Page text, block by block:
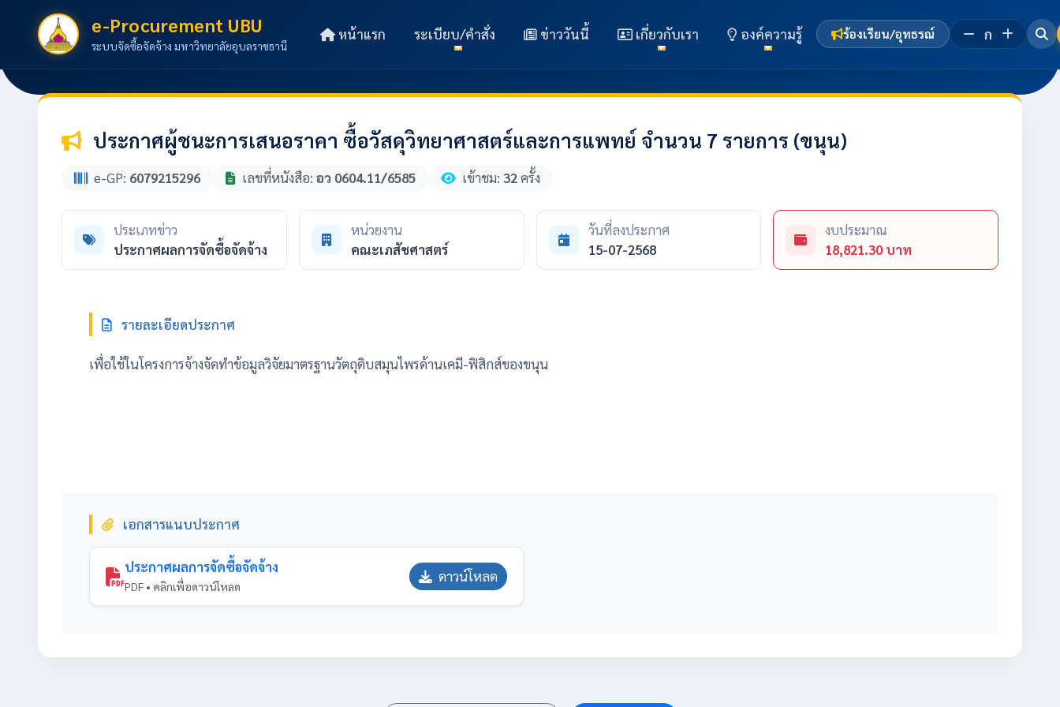
e-Procurement UBU
ระบบจัดซื้อจัดจ้าง มหาวิทยาลัยอุบลราชธานี
หน้าแรก ระเบียบ/คำสั่ง ข่าววันนี้ เกี่ยวกับเรา องค์ความรู้ ร้องเรียน/อุทธรณ์ ก
ประกาศผู้ชนะการเสนอราคา ซื้อวัสดุวิทยาศาสตร์และการแพทย์ จำนวน 7 รายการ (ขนุน)
e-GP: 6079215296 เลขที่หนังสือ: อว 0604.11/6585 เข้าชม: 32ครั้ง
ประเภทข่าว
ประกาศผลการจัดซื้อจัดจ้าง
หน่วยงาน
คณะเภสัชศาสตร์
วันที่ลงประกาศ
15-07-2568
งบประมาณ
18,821.30 บาท
รายละเอียดประกาศ
เพื่อใช้ในโครงการจ้างจัดทำข้อมูลวิจัยมาตรฐานวัตถุดิบสมุนไพรด้านเคมี-ฟิสิกส์ของขนุน
เอกสารแนบประกาศ
ประกาศผลการจัดซื้อจัดจ้าง
PDF • คลิกเพื่อดาวน์โหลด
ดาวน์โหลด